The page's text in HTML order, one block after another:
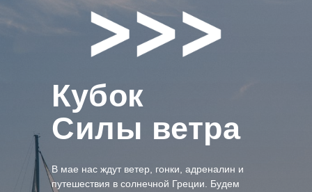
Кубок
Силы ветра
В мае нас ждут ветер, гонки, адреналин и
путешествия в солнечной Греции. Будем